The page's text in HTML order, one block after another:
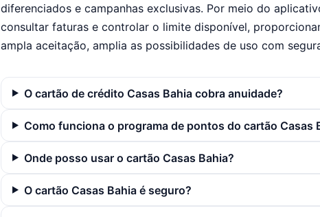
diferenciados e campanhas exclusivas. Por meio do
consultar faturas e controlar o limite disponível,
ampla aceitação, amplia as possibilidades de uso com
O cartão de crédito Casas Bahia cobra anuidade?
Como funciona o programa de pontos do cartão Casas
Onde posso usar o cartão Casas Bahia?
O cartão Casas Bahia é seguro?